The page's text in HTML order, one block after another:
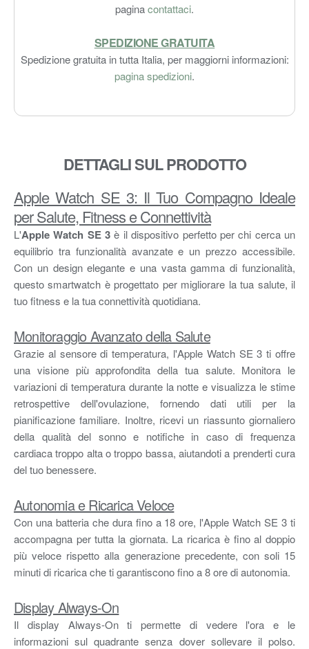
paginacontattaci.
SPEDIZIONE GRATUITA
Spedizione gratuita in tutta Italia, per maggiorni informazioni:
pagina spedizioni.
DETTAGLI SUL PRODOTTO
Apple Watch SE 3: Il Tuo Compagno Ideale
per Salute, Fitness e Connettività
L'Apple Watch SE 3 è il dispositivo perfetto per chi cerca un
equilibrio tra funzionalità avanzate e un prezzo accessibile.
Con un design elegante e una vasta gamma di funzionalità,
questo smartwatch è progettato per migliorare la tua salute, il
tuo fitness e la tua connettività quotidiana.
Monitoraggio Avanzato della Salute
Grazie al sensore di temperatura, l'Apple Watch SE 3 ti offre
una visione più approfondita della tua salute. Monitora le
variazioni di temperatura durante la notte e visualizza le stime
retrospettive dell'ovulazione, fornendo dati utili per la
pianificazione familiare. Inoltre, ricevi un riassunto giornaliero
della qualità del sonno e notifiche in caso di frequenza
cardiaca troppo alta o troppo bassa, aiutandoti a prenderti cura
del tuo benessere.
Autonomia e Ricarica Veloce
Con una batteria che dura fino a 18 ore, l'Apple Watch SE 3 ti
accompagna per tutta la giornata. La ricarica è fino al doppio
più veloce rispetto alla generazione precedente, con soli 15
minuti di ricarica che ti garantiscono fino a 8 ore di autonomia.
Display Always-On
Il display Always-On ti permette di vedere l'ora e le
informazioni sul quadrante senza dover sollevare il polso.